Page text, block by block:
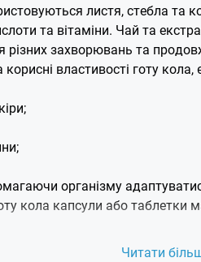
листя, стебла
та вітаміни. Чай та
різних захворювань та
властивості готу
організму
кола капсули або таблетки
в продуктахЧитати